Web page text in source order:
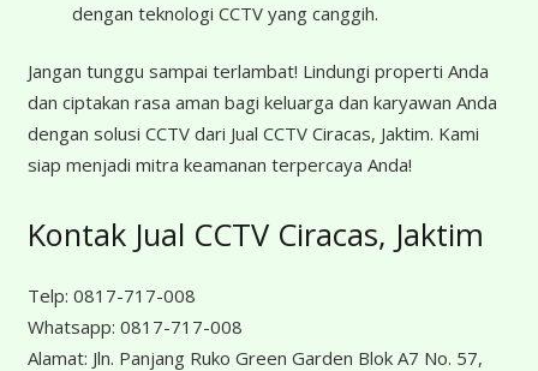
dengan teknologi CCTV yang canggih.
Jangan tunggu sampai terlambat! Lindungi properti Anda
dan ciptakan rasa aman bagi keluarga dan karyawan Anda
dengan solusi CCTV dari Jual CCTV Ciracas, Jaktim. Kami
siap menjadi mitra keamanan terpercaya Anda!
Kontak Jual CCTV Ciracas, Jaktim
Telp: 0817-717-008
Whatsapp: 0817-717-008
Alamat: Jln. Panjang Ruko Green Garden Blok A7 No. 57,